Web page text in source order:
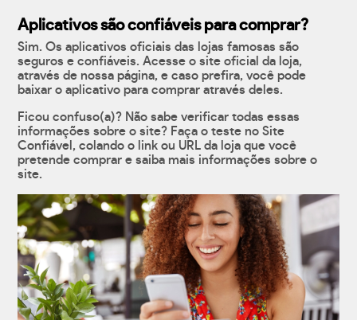
Aplicativos são confiáveis para comprar?
Sim. Os aplicativos oficiais das lojas famosas são
seguros e confiáveis. Acesse o site oficial da loja,
através de nossa página, e caso prefira, você pode
baixar o aplicativo para comprar através deles.
Ficou confuso(a)? Não sabe verificar todas essas
informações sobre o site? Faça o teste no Site
Confiável, colando o link ou URL da loja que você
pretende comprar e saiba mais informações sobre o
site.